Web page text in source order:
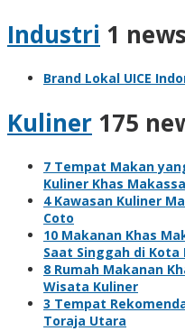
Industri 1 news
Brand Lokal UICE
Kuliner 175
7 Tempat Makan
Kuliner Khas
4 Kawasan Kuliner
Coto
10 Makanan Khas
Saat Singgah di Kota
8 Rumah Makanan
Wisata Kuliner
3 Tempat
Toraja Utara